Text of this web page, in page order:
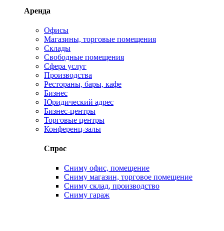
Аренда
Офисы
Магазины, торговые помещения
Склады
Свободные помещения
Сфера услуг
Производства
Рестораны, бары, кафе
Бизнес
Юридический адрес
Бизнес-центры
Торговые центры
Конференц-залы
Спрос
Сниму офис, помещение
Сниму магазин, торговое помещение
Сниму склад, производство
Сниму гараж